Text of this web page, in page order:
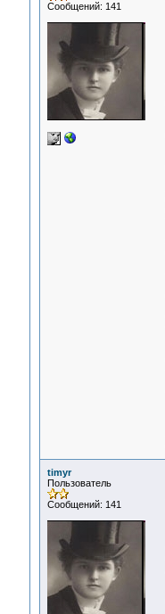
Сообщений: 141
timyr
Пользователь
Сообщений: 141